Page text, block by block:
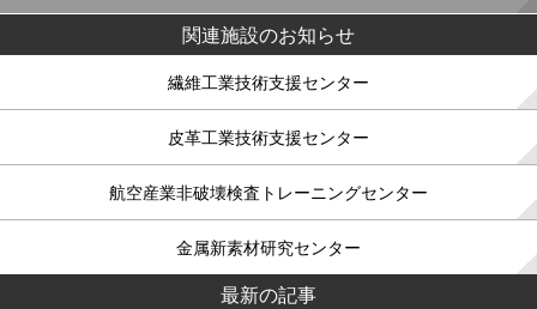
関連施設のお知らせ
繊維工業技術支援センター
皮革工業技術支援センター
航空産業非破壊検査トレーニングセンター
金属新素材研究センター
最新の記事